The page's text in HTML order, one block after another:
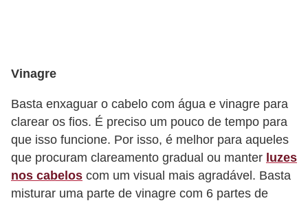
Vinagre
Basta enxaguar o cabelo com água e vinagre para
clarear os fios. É preciso um pouco de tempo para
que isso funcione. Por isso, é melhor para aqueles
que procuram clareamento gradual ou manter luzes
nos cabelos com um visual mais agradável. Basta
misturar uma parte de vinagre com 6 partes de